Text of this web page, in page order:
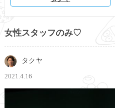
女性スタッフのみ♡
タクヤ
2021.4.16